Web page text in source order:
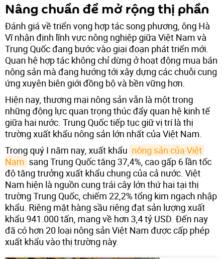
Nâng chuẩn để mở rộng thị phần
Đánh giá về triển vọng hợp tác song phương, ông Hà
Vĩ nhận định lĩnh vực nông nghiệp giữa Việt Nam và
Trung Quốc đang bước vào giai đoạn phát triển mới.
Quan hệ hợp tác không chỉ dừng ở hoạt động mua bán
nông sản mà đang hướng tới xây dựng các chuỗi cung
ứng xuyên biên giới đồng bộ và bền vững hơn.
Hiện nay, thương mại nông sản vẫn là một trong
những động lực quan trọng thúc đẩy quan hệ kinh tế
giữa hai nước. Trung Quốc tiếp tục giữ vị trí là thị
trường xuất khẩu nông sản lớn nhất của Việt Nam.
Trong quý I năm nay, xuất khẩu nông sản của Việt
Nam sang Trung Quốc tăng 37,4%, cao gấp 6 lần tốc
độ tăng trưởng xuất khẩu chung của cả nước. Việt
Nam hiện là nguồn cung trái cây lớn thứ hai tại thị
trường Trung Quốc, chiếm 22,2% tổng kim ngạch nhập
khẩu. Riêng mặt hàng sầu riêng đạt sản lượng xuất
khẩu 941.000 tấn, mang về hơn 3,4 tỷ USD. Đến nay
đã có hơn 20 loại nông sản Việt Nam được cấp phép
xuất khẩu vào thị trường này.